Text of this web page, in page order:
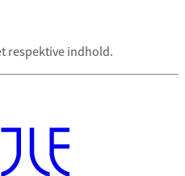
respektive indhold.